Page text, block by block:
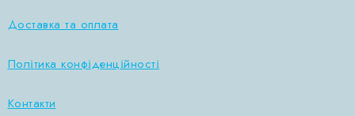
Доставка та оплата
Політика конфіденційності
Контакти